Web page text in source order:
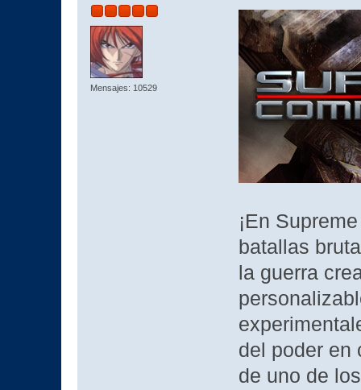
Mensajes: 10529
¡En
batallas
la guerra
del poder en
de uno de